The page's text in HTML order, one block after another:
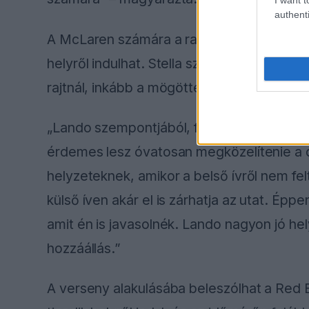
A McLaren számára a rajtsorrend
helyről indulhat. Stella szerint a brit
rajtnál, inkább a mögötte lévő autókra
„Lando szempontjából, figyelembe véve
érdemes lesz óvatosan megközelítenie a
helyzeteknek, amikor a belső ívről nem
külső íven akár el is zárhatja az utat.
amit én is javasolnék. Lando nagyon jó
hozzáállás.”
A verseny alakulásába beleszólhat a Red